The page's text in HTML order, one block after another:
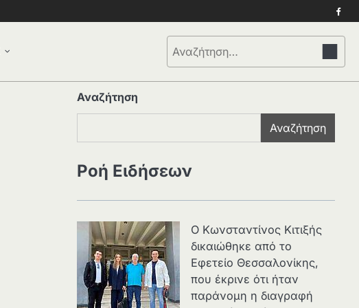
Αναζήτηση
για:
Αναζήτηση
Αναζήτηση
Ροή Ειδήσεων
Ο Κωνσταντίνος Κιτιξής
δικαιώθηκε από το
Εφετείο Θεσσαλονίκης,
που έκρινε ότι ήταν
παράνομη η διαγραφή